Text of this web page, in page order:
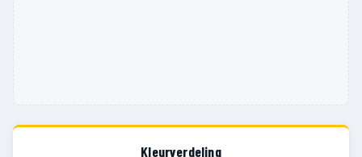
Kleurverdeling